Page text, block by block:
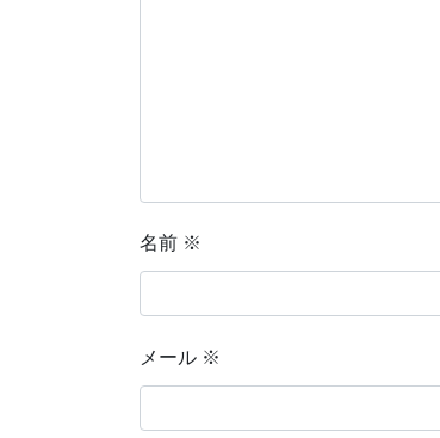
名前 ※
メール ※